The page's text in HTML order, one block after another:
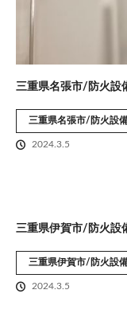
三重県名張市/防火設
三重県名張市/防火設
2024.3.5
三重県伊賀市/防火設
三重県伊賀市/防火設
2024.3.5